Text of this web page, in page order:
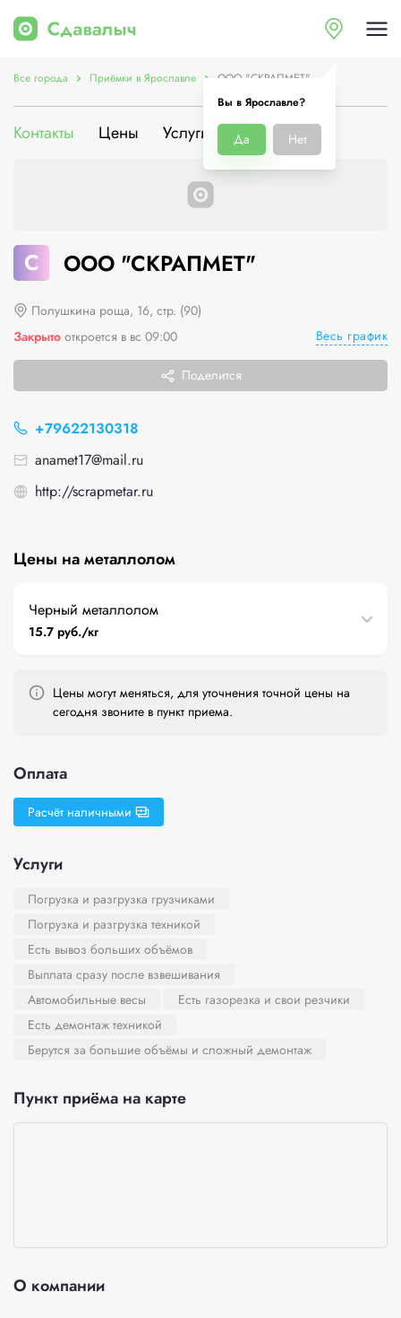
Вы в Ярославле?
Да Нет
Все города Приёмки в Ярославле ООО "СКРАПМЕТ"
Контакты Цены Услуги О компании
С ООО "СКРАПМЕТ"
Полушкина роща, 16, стр. (90)
Закрыто откроется в вс 09:00 Весь график
Поделится
+79622130318
anamet17@mail.ru
http://scrapmetar.ru
Цены на металлолом
Черный металлолом
15.7 руб./кг
Цены могут меняться, для уточнения точной цены на
сегодня звоните в пункт приема.
Оплата
Расчёт наличными
Услуги
Погрузка и разгрузка грузчиками
Погрузка и разгрузка техникой
Есть вывоз больших объёмов
Выплата сразу после взвешивания
Автомобильные весы
Есть газорезка и свои резчики
Есть демонтаж техникой
Берутся за большие объёмы и сложный демонтаж
Пункт приёма на карте
О компании